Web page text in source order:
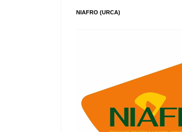
NIAFRO (URCA)